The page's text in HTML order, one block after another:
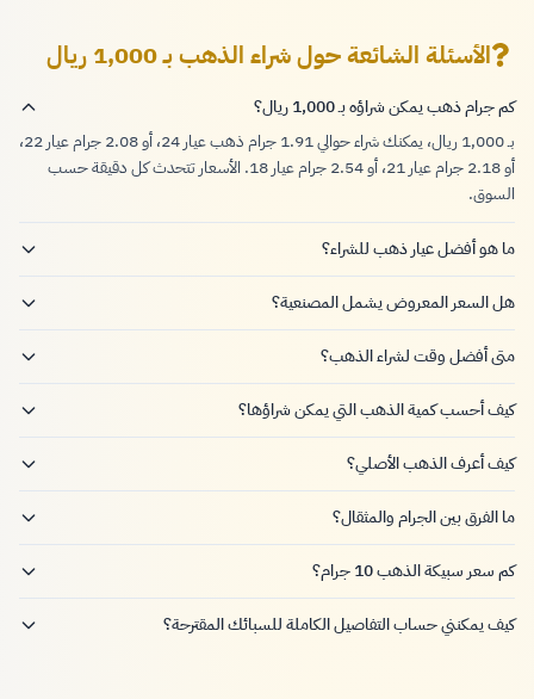
الأسئلة الشائعة حول شراء الذهب بـ 1,000 ريال
كم جرام ذهب يمكن شراؤه بـ 1,000 ريال؟
بـ 1,000 ريال، يمكنك شراء حوالي 1.91 جرام ذهب عيار 24، أو 2.08 جرام عيار 22،
أو 2.18 جرام عيار 21، أو 2.54 جرام عيار 18. الأسعار تتحدث كل دقيقة حسب
السوق.
ما هو أفضل عيار ذهب للشراء؟
هل السعر المعروض يشمل المصنعية؟
متى أفضل وقت لشراء الذهب؟
كيف أحسب كمية الذهب التي يمكن شراؤها؟
كيف أعرف الذهب الأصلي؟
ما الفرق بين الجرام والمثقال؟
كم سعر سبيكة الذهب 10 جرام؟
كيف يمكنني حساب التفاصيل الكاملة للسبائك المقترحة؟